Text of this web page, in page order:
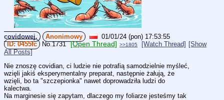
covidowej. Anonimowy
01/01/24 (pon) 17:53:55
0455fc
No.1731 [Open Thread] >>1805 [Watch Thread] [Show
All Posts]
Nie znoszę covidian, ci ludzie nie potrafią samodzielnie myśleć,
wzięli jakiś eksperymentalny preparat, następnie żałują, że
wzięli, bo ta "szczepionka" nawet doprowadziła ludzi do
kalectwa.
Na marginesie się zapytam, dlaczego my foliarze jesteśmy tak